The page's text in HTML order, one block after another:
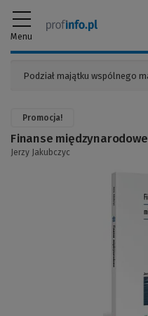
Menu
Promocja!
Finanse międzynarodowe
Jerzy Jakubczyc